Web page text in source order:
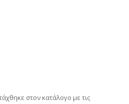
στον κατάλογο με τις